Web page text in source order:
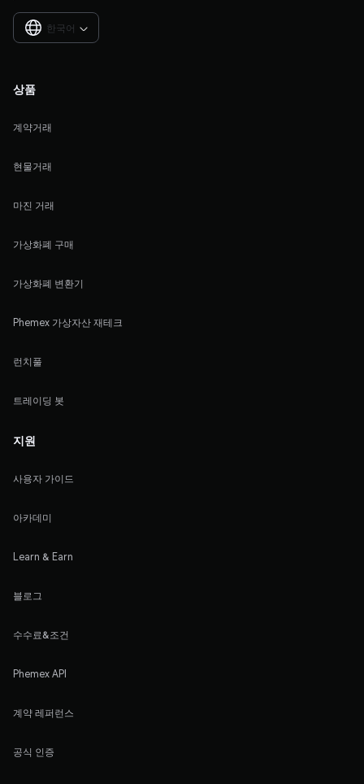
한국어 
상품
계약거래
현물거래
마진 거래
가상화폐 구매
가상화폐 변환기
Phemex 가상자산 재테크
런치풀
트레이딩 봇
지원
사용자 가이드
아카데미
Learn & Earn
블로그
수수료&조건
Phemex API
계약 레퍼런스
공식 인증